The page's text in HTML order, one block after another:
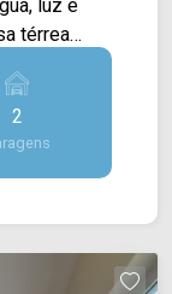
luz e
Possui
Área
2